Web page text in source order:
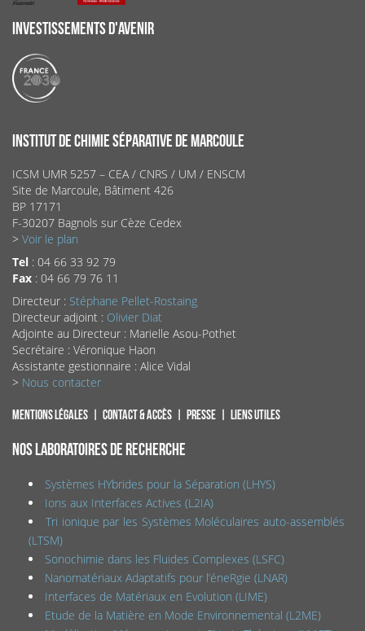
INVESTISSEMENTS D'AVENIR
INSTITUT DE CHIMIE SÉPARATIVE DE MARCOULE
ICSM UMR 5257 – CEA / CNRS / UM / ENSCM
Site de Marcoule, Bâtiment 426
BP 17171
F-30207 Bagnols sur Cèze Cedex
> Voir le plan
Tel : 04 66 33 92 79
Fax : 04 66 79 76 11
Directeur : Stéphane Pellet-Rostaing
Directeur adjoint : Olivier Diat
Adjointe au Directeur : Marielle Asou-Pothet
Secrétaire : Véronique Haon
Assistante gestionnaire : Alice Vidal
> Nous contacter
Mentions légales Contact & accès Presse Liens utiles
NOS LABORATOIRES DE RECHERCHE
Systèmes HYbrides pour la Séparation (LHYS)
Ions aux Interfaces Actives (L2IA)
Tri ionique par les Systèmes Moléculaires auto-assemblés
(LTSM)
Sonochimie dans les Fluides Complexes (LSFC)
Nanomatériaux Adaptatifs pour l’éneRgie (LNAR)
Interfaces de Matériaux en Evolution (LIME)
Etude de la Matière en Mode Environnemental (L2ME)